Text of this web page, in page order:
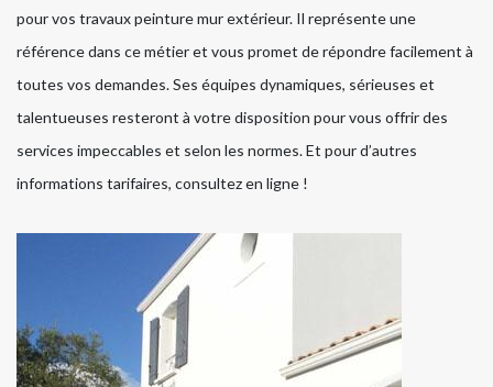
pour vos travaux peinture mur extérieur. Il représente une
référence dans ce métier et vous promet de répondre facilement à
toutes vos demandes. Ses équipes dynamiques, sérieuses et
talentueuses resteront à votre disposition pour vous offrir des
services impeccables et selon les normes. Et pour d’autres
informations tarifaires, consultez en ligne !